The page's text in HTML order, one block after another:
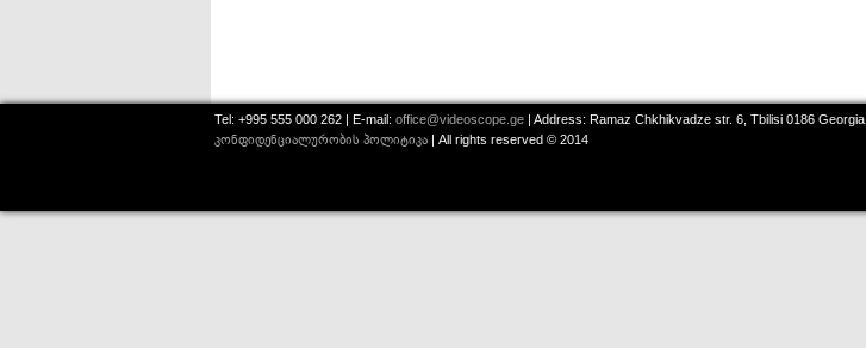
Tel: +995 555 000 262 | E-mail: office@videoscope.ge| Address: Ramaz Chkhikvadze str. 6, Tbilisi 0186 Georgia
კონფიდენციალურობის პოლიტიკა | All rights reserved © 2014